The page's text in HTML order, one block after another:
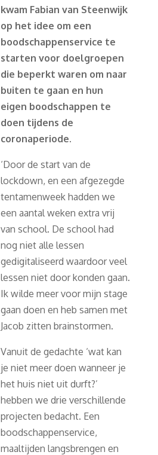
kwam Fabian van Steenwijk
op het idee om een
boodschappenservice te
starten voor doelgroepen
die beperkt waren om naar
buiten te gaan en hun
eigen boodschappen te
doen tijdens de
coronaperiode.
‘Door de start van de
lockdown, en een afgezegde
tentamenweek hadden we
een aantal weken extra vrij
van school. De school had
nog niet alle lessen
gedigitaliseerd waardoor veel
lessen niet door konden gaan.
Ik wilde meer voor mijn stage
gaan doen en heb samen met
Jacob zitten brainstormen.
Vanuit de gedachte ‘wat kan
je niet meer doen wanneer je
het huis niet uit durft?’
hebben we drie verschillende
projecten bedacht. Een
boodschappenservice,
maaltijden langsbrengen en